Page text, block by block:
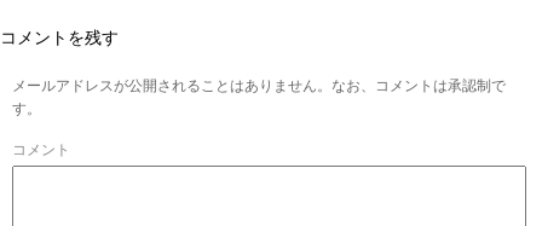
コメントを残す
メールアドレスが公開されることはありません。なお、コメントは承認制で
す。
コメント